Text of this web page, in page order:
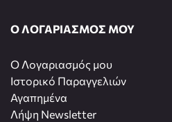
Ο ΛΟΓΑΡΙΑΣΜΟΣ ΜΟΥ
O Λογαριασμός μου
Ιστορικό Παραγγελιών
Αγαπημένα
Λήψη Newsletter